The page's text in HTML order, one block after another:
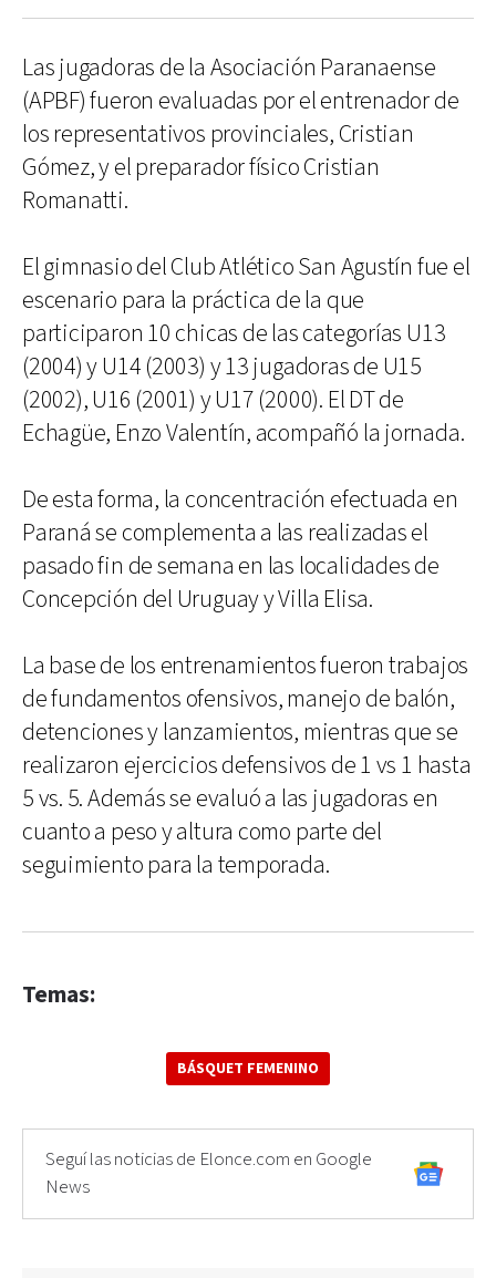
Las jugadoras de la Asociación Paranaense
(APBF) fueron evaluadas por el entrenador de
los representativos provinciales, Cristian
Gómez, y el preparador físico Cristian
Romanatti.
El gimnasio del Club Atlético San Agustín fue el
escenario para la práctica de la que
participaron 10 chicas de las categorías U13
(2004) y U14 (2003) y 13 jugadoras de U15
(2002), U16 (2001) y U17 (2000). El DT de
Echagüe, Enzo Valentín, acompañó la jornada.
De esta forma, la concentración efectuada en
Paraná se complementa a las realizadas el
pasado fin de semana en las localidades de
Concepción del Uruguay y Villa Elisa.
La base de los entrenamientos fueron trabajos
de fundamentos ofensivos, manejo de balón,
detenciones y lanzamientos, mientras que se
realizaron ejercicios defensivos de 1 vs 1 hasta
5 vs. 5. Además se evaluó a las jugadoras en
cuanto a peso y altura como parte del
seguimiento para la temporada.
Temas:
BÁSQUET FEMENINO
Seguí las noticias de Elonce.com en Google
News